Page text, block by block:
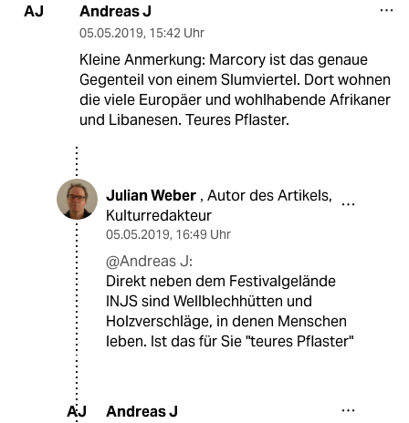
AJ Andreas J
05.05.2019, 15:42 Uhr
Kleine Anmerkung: Marcory ist das genaue
Gegenteil von einem Slumviertel. Dort wohnen
die viele Europäer und wohlhabende Afrikaner
und Libanesen. Teures Pflaster.
Julian Weber , Autor des Artikels,
Kulturredakteur
05.05.2019, 16:49 Uhr
@Andreas J:
Direkt neben dem Festivalgelände
INJS sind Wellblechhütten und
Holzverschläge, in denen Menschen
leben. Ist das für Sie "teures Pflaster"
AJ Andreas J